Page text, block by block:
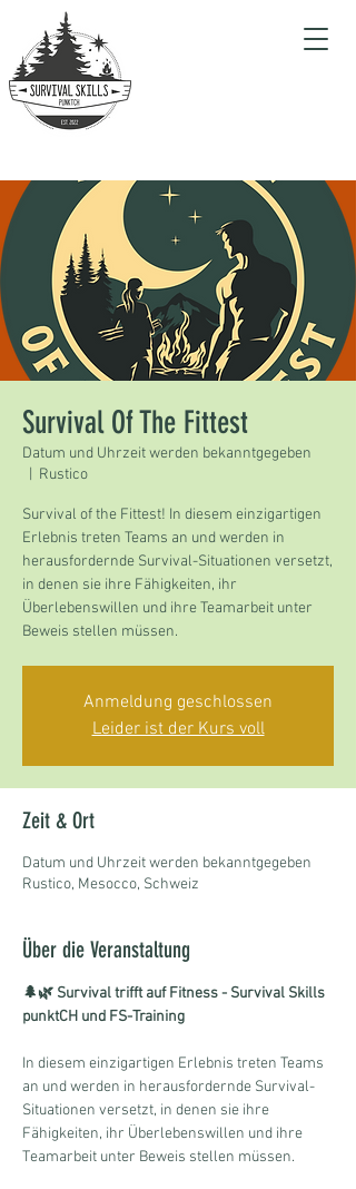
Survival Of The Fittest
Datum und Uhrzeit werden bekanntgegeben
Rustico
Survival of the Fittest! In diesem einzigartigen
Erlebnis treten Teams an und werden in
herausfordernde Survival-Situationen versetzt,
in denen sie ihre Fähigkeiten, ihr
Überlebenswillen und ihre Teamarbeit unter
Beweis stellen müssen.
Anmeldung geschlossen
Leider ist der Kurs voll
Zeit & Ort
Datum und Uhrzeit werden bekanntgegeben
Rustico, Mesocco, Schweiz
Über die Veranstaltung
🌲🌿 Survival trifft auf Fitness - Survival Skills
punktCH und FS-Training
In diesem einzigartigen Erlebnis treten Teams
an und werden in herausfordernde Survival-
Situationen versetzt, in denen sie ihre
Fähigkeiten, ihr Überlebenswillen und ihre
Teamarbeit unter Beweis stellen müssen.